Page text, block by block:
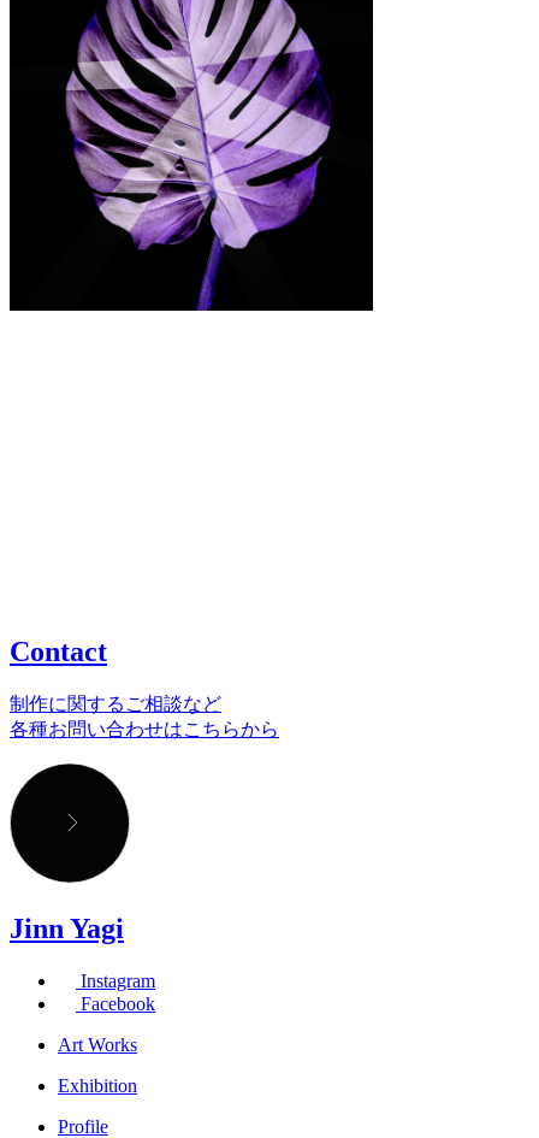
Contact
制作に関するご相談など
各種お問い合わせはこちらから
Jinn Yagi
Instagram
Facebook
Art Works
Exhibition
Profile